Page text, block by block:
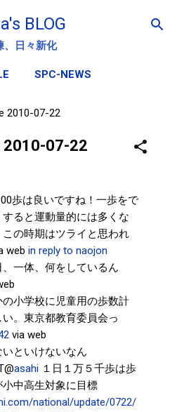
ン コンテンツに移動
BLOG
、日々新化
SPC-NEWS
2010-07-22
07-22
歩は良いですね！一歩をで
ると運動量的には多くな
この時期はツライと思われ
web in reply to naojon
一体、何をしているん
小学校に児童用の歩数計
。東京都教育委員会っ
via web
といけないなん
asahi １日１万５千歩は歩
中高生対象に目標
national/update/0722/